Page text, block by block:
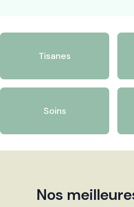
Tisanes
Soins
Nos